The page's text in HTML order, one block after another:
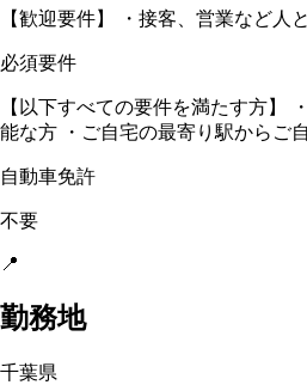
【歓迎要件】 ・接客、営業など
必須要件
【以下すべての要件を満たす方】
能な方 ・ご自宅の最寄り駅からご
自動車免許
不要
📍
勤務地
千葉県